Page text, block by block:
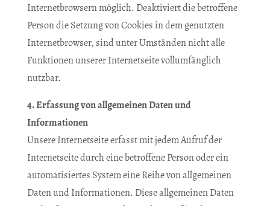
Internetbrowsern möglich. Deaktiviert die betroffene
Person die Setzung von Cookies in dem genutzten
Internetbrowser, sind unter Umständen nicht alle
Funktionen unserer Internetseite vollumfänglich
nutzbar.
4. Erfassung von allgemeinen Daten und
Informationen
Unsere Internetseite erfasst mit jedem Aufruf der
Internetseite durch eine betroffene Person oder ein
automatisiertes System eine Reihe von allgemeinen
Daten und Informationen. Diese allgemeinen Daten